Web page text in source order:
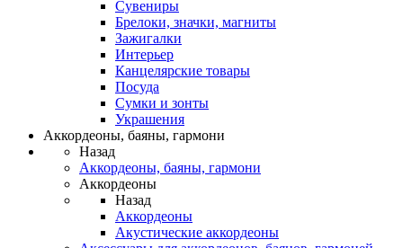
Сувениры
Брелоки, значки, магниты
Зажигалки
Интерьер
Канцелярские товары
Посуда
Сумки и зонты
Украшения
Аккордеоны, баяны, гармони
Назад
Аккордеоны, баяны, гармони
Аккордеоны
Назад
Аккордеоны
Акустические аккордеоны